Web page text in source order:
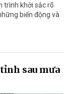
trình khởi sắc rõ
biến động và
sau mưa